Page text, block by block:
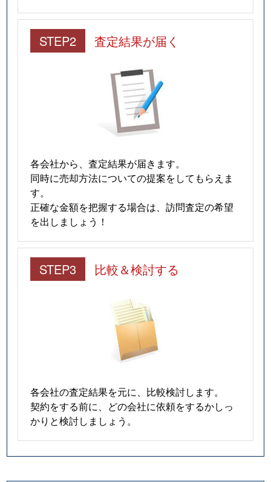
STEP2 査定結果が届く
各会社から、査定結果が届きます。
同時に売却方法についての提案をしてもらえま
す。
正確な金額を把握する場合は、訪問査定の希望
を出しましょう！
STEP3 比較＆検討する
各会社の査定結果を元に、比較検討します。
契約をする前に、どの会社に依頼をするかしっ
かりと検討しましょう。